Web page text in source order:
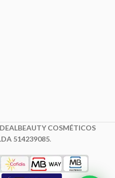
COSMÉTICOS
514239085.